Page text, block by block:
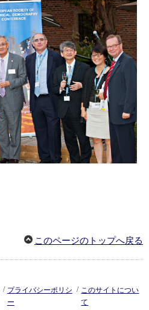
このページのトップへ戻る
/ プライバシーポリシ
ー
/ このサイトについ
て